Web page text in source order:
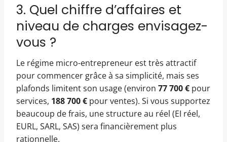
3. Quel chiffre d’affaires et
niveau de charges envisagez-
vous ?
Le régime micro-entrepreneur est très attractif
pour commencer grâce à sa simplicité, mais ses
plafonds limitent son usage (environ 77 700 € pour
services, 188 700 € pour ventes). Si vous supportez
beaucoup de frais, une structure au réel (EI réel,
EURL, SARL, SAS) sera financièrement plus
rationnelle.